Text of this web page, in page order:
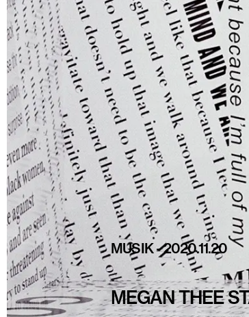
MUSIK-2020.11.20
MEGAN THEE